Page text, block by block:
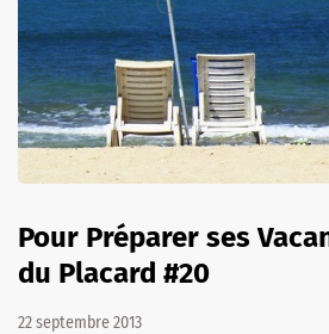
Pour Préparer ses
du Placard #20
22 septembre 2013